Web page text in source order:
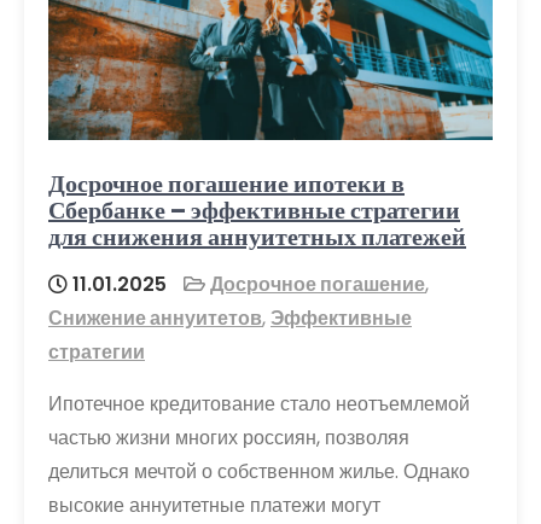
Досрочное погашение ипотеки в
Сбербанке – эффективные стратегии
для снижения аннуитетных платежей
11.01.2025 Досрочное погашение,
Снижение аннуитетов, Эффективные
стратегии
Ипотечное кредитование стало неотъемлемой
частью жизни многих россиян, позволяя
делиться мечтой о собственном жилье. Однако
высокие аннуитетные платежи могут